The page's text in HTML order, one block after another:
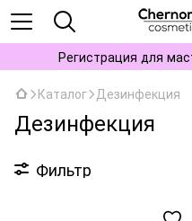
Регистрация для
Каталог Дезинфекция
Дезинфекция
Фильтр